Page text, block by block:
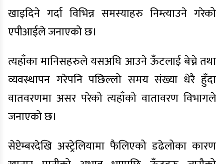
खाइदिने गर्दा विभिन्न समस्याहरु निम्त्याउने गरेको
एपीआईले जनाएको छ।
त्यहाँका मानिसहरुले यसअघि आउने ऊँटलाई बेच्ने तथा
व्यवस्थापन गरेपनि पछिल्लो समय संख्या धेरै हुँदा
वातवरणमा असर परेको त्यहाँको वातावरण विभागले
जनाएको छ।
सेप्टेम्बरदेखि अस्ट्रेलियामा फैलिएको डढेलोका कारण